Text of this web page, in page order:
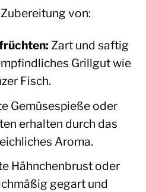
von:
Zart und saftig
Grillgut wie
Fisch.
Gemüsespieße oder
erhalten durch das
Aroma.
Hähnchenbrust oder
gegart und